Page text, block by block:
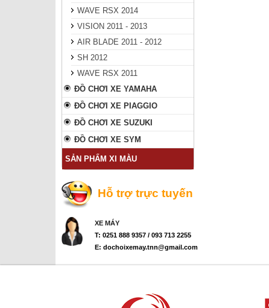
WAVE RSX 2014
VISION 2011 - 2013
AIR BLADE 2011 - 2012
SH 2012
WAVE RSX 2011
ĐỒ CHƠI XE YAMAHA
ĐỒ CHƠI XE PIAGGIO
ĐỒ CHƠI XE SUZUKI
ĐỒ CHƠI XE SYM
SẢN PHẨM XI MÀU
Hỗ trợ trực tuyến
XE MÁY
T: 0251 888 9357 / 093 713 2255
E: dochoixemay.tnn@gmail.com